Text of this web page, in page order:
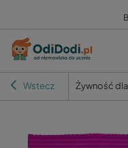
Wstecz Żywność